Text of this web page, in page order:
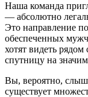
Наша команда
— абсолютно
Это направление
обеспеченных
хотят видеть
спутницу на
Вы, вероятно,
существует